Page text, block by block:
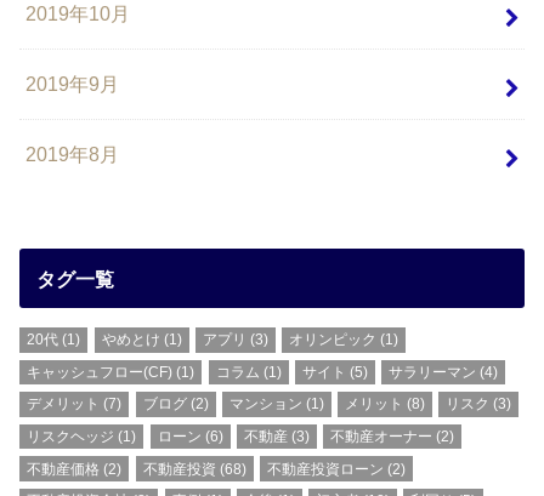
2019年10月
2019年9月
2019年8月
タグ一覧
20代 (1) やめとけ (1) アプリ (3) オリンピック (1)
キャッシュフロー(CF) (1) コラム (1) サイト (5) サラリーマン (4)
デメリット (7) ブログ(2) マンション (1) メリット (8) リスク (3)
リスクヘッジ (1) ローン (6) 不動産(3) 不動産オーナー (2)
不動産価格 (2) 不動産投資 (68) 不動産投資ローン (2)